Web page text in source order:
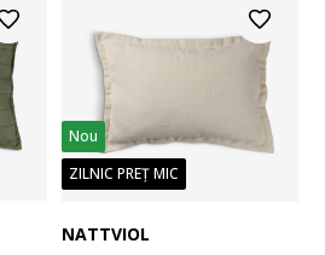
Nou
ZILNIC PREȚ MIC
NATTVIOL